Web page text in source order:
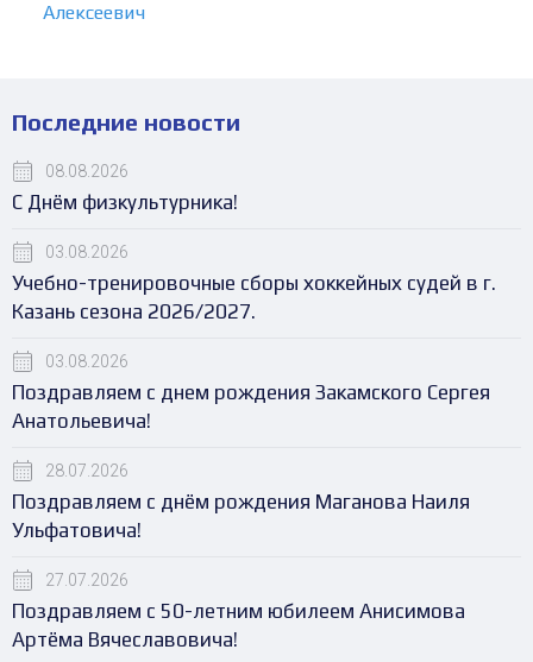
Алексеевич
Последние новости
08.08.2026
С Днём физкультурника!
03.08.2026
Учебно-тренировочные сборы хоккейных судей в г.
Казань сезона 2026/2027.
03.08.2026
Поздравляем с днем рождения Закамского Сергея
Анатольевича!
28.07.2026
Поздравляем с днём рождения Маганова Наиля
Ульфатовича!
27.07.2026
Поздравляем с 50-летним юбилеем Анисимова
Артёма Вячеславовича!